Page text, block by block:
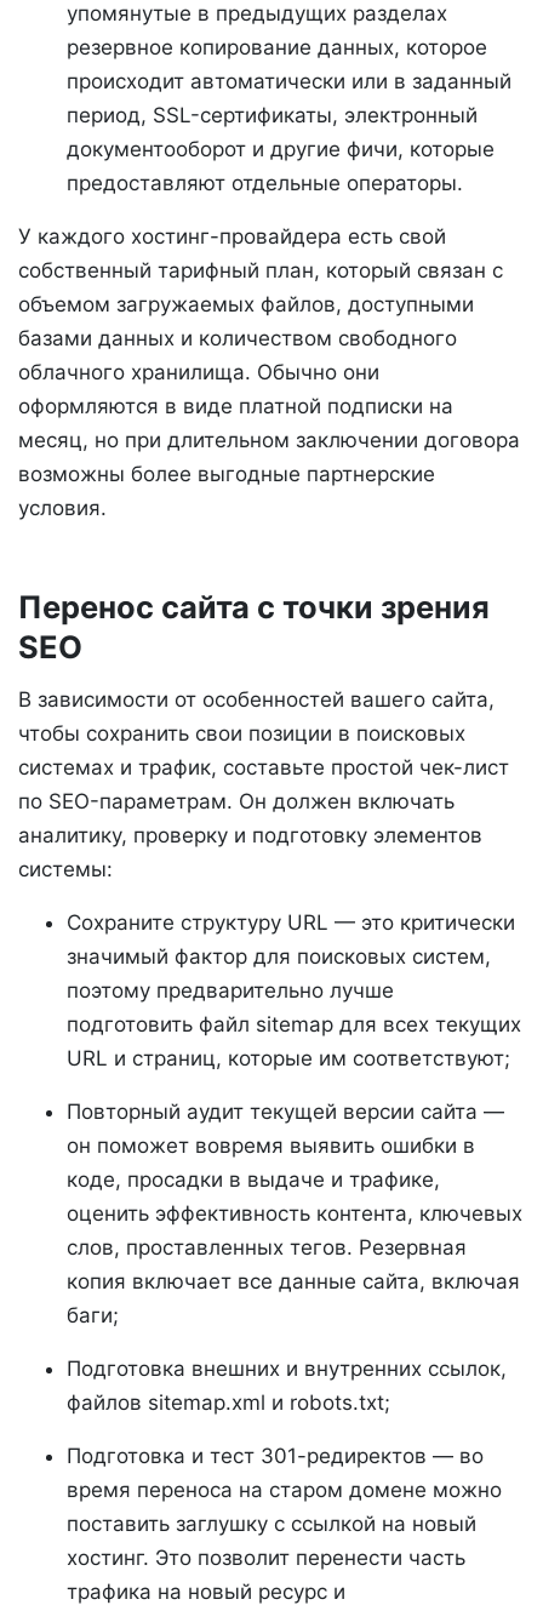
упомянутые в предыдущих разделах
резервное копирование данных, которое
происходит автоматически или в заданный
период, SSL-сертификаты, электронный
документооборот и другие фичи, которые
предоставляют отдельные операторы.
У каждого хостинг-провайдера есть свой
собственный тарифный план, который связан с
объемом загружаемых файлов, доступными
базами данных и количеством свободного
облачного хранилища. Обычно они
оформляются в виде платной подписки на
месяц, но при длительном заключении договора
возможны более выгодные партнерские
условия.
Перенос сайта с точки зрения
SEO
В зависимости от особенностей вашего сайта,
чтобы сохранить свои позиции в поисковых
системах и трафик, составьте простой чек-лист
по SEO-параметрам. Он должен включать
аналитику, проверку и подготовку элементов
системы:
Сохраните структуру URL — это критически
значимый фактор для поисковых систем,
поэтому предварительно лучше
подготовить файл sitemap для всех текущих
URL и страниц, которые им соответствуют;
Повторный аудит текущей версии сайта —
он поможет вовремя выявить ошибки в
коде, просадки в выдаче и трафике,
оценить эффективность контента, ключевых
слов, проставленных тегов. Резервная
копия включает все данные сайта, включая
баги;
Подготовка внешних и внутренних ссылок,
файлов sitemap.xml и robots.txt;
Подготовка и тест 301-редиректов — во
время переноса на старом домене можно
поставить заглушку с ссылкой на новый
хостинг. Это позволит перенести часть
трафика на новый ресурс и